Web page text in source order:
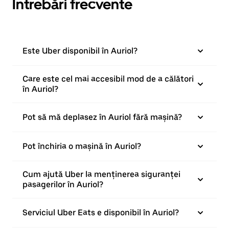
Întrebări frecvente
Este Uber disponibil în Auriol?
Care este cel mai accesibil mod de a călători
în Auriol?
Pot să mă deplasez în Auriol fără mașină?
Pot închiria o mașină în Auriol?
Cum ajută Uber la menținerea siguranței
pasagerilor în Auriol?
Serviciul Uber Eats e disponibil în Auriol?